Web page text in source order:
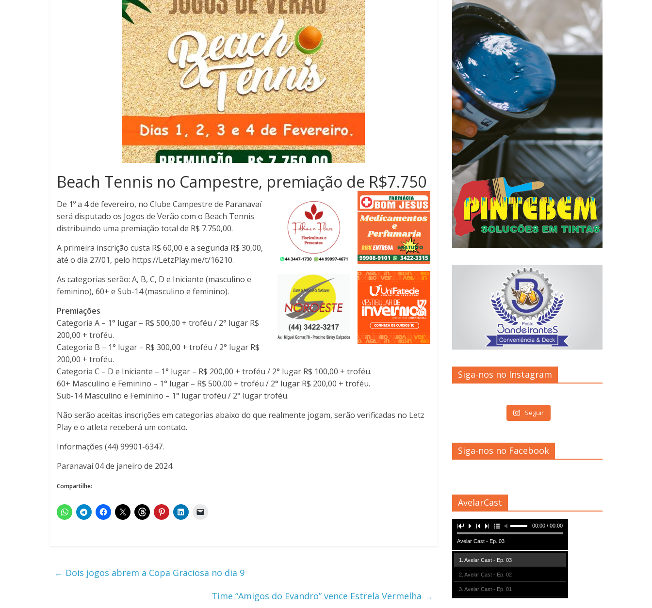
Beach Tennis no Campestre, premiação de R$7.750
De 1º a 4 de fevereiro, no Clube Campestre de Paranavaí
será disputado os Jogos de Verão com o Beach Tennis
distribuindo uma premiação total de R$ 7.750,00.
A primeira inscrição custa R$ 60,00 e a segunda R$ 30,00,
até o dia 27/01, pelo https://LetzPlay.me/t/16210.
As categorias serão: A, B, C, D e Iniciante (masculino e
feminino), 60+ e Sub-14 (masculino e feminino).
Premiações
Categoria A – 1° lugar – R$ 500,00 + troféu / 2° lugar R$
200,00 + troféu.
Categoria B – 1° lugar – R$ 300,00 + troféu / 2° lugar R$
200,00 + troféu.
Categoria C – D e Iniciante – 1° lugar – R$ 200,00 + troféu / 2° lugar R$ 100,00 + troféu.
60+ Masculino e Feminino – 1° lugar – R$ 500,00 + troféu / 2° lugar R$ 200,00 + troféu.
Sub-14 Masculino e Feminino – 1° lugar troféu / 2° lugar troféu.
Não serão aceitas inscrições em categorias abaixo do que realmente jogam, serão verificadas no Letz
Play e o atleta receberá um contato.
Informações (44) 99901-6347.
Paranavaí 04 de janeiro de 2024
Compartilhe:
← Dois jogos abrem a Copa Graciosa no dia 9
Time “Amigos do Evandro” vence Estrela Vermelha →
Siga-nos no Instagram
Seguir
Siga-nos no Facebook
AvelarCast
00:00 / 00:00
Avelar Cast - Ep. 03
1. Avelar Cast - Ep. 03
2. Avelar Cast - Ep. 02
3. Avelar Cast - Ep. 01